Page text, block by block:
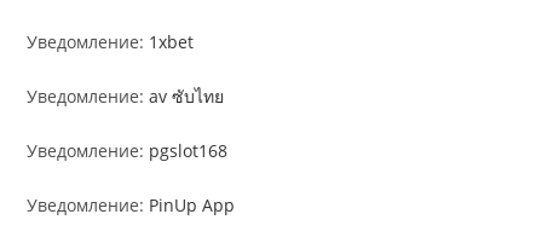
Уведомление: 1xbet
Уведомление:av ซับไทย
Уведомление: pgslot168
Уведомление: PinUp App